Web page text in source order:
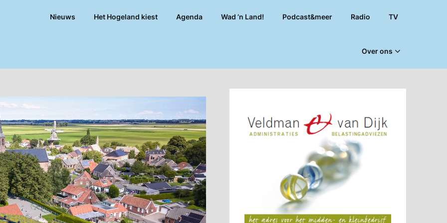
Nieuws Het Hogeland kiest Agenda Wad ’n Land! Podcast&meer Radio TV
Over ons